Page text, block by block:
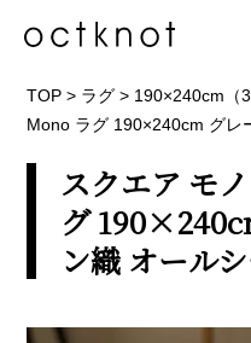
TOP > ラグ > 190×240cm（3
Mono ラグ 190×240cm グレ
スクエア モ
グ
ン織 オール